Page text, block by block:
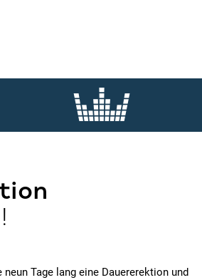
Tage lang eine Dauererektion und